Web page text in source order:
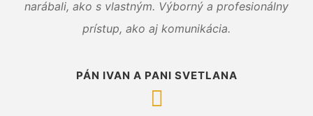
narábali, ako s vlastným. Výborný a profesionálny
prístup, ako aj komunikácia.
PÁN IVAN A PANI SVETLANA